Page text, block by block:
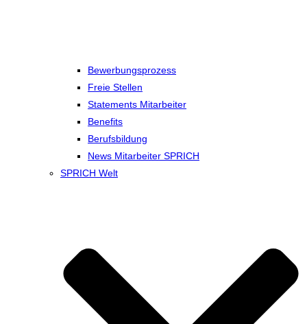
Bewerbungsprozess
Freie Stellen
Statements Mitarbeiter
Benefits
Berufsbildung
News Mitarbeiter SPRICH
SPRICH Welt